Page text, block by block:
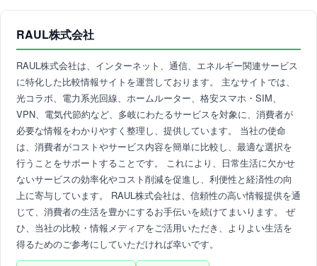
RAUL株式会社
RAUL株式会社は、インターネット、通信、エネルギー関連サービス
に特化した比較情報サイトを運営しております。 主なサイトでは、
光コラボ、電力系光回線、ホームルーター、格安スマホ・SIM、
VPN、電気代節約など、多岐にわたるサービスを対象に、消費者が
必要な情報をわかりやすく整理し、提供しています。 当社の使命
は、消費者がコストやサービス内容を簡単に比較し、最適な選択を
行うことをサポートすることです。 これにより、日常生活に欠かせ
ないサービスの効率化やコスト削減を促進し、利便性と経済性の向
上に寄与しています。 RAUL株式会社は、信頼性の高い情報提供を通
じて、消費者の生活を豊かにするお手伝いを続けてまいります。 ぜ
ひ、当社の比較・情報メディアをご活用いただき、よりよい生活を
得るためのご参考にしていただければ幸いです。